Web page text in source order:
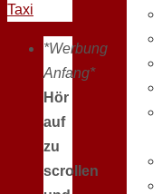
Taxi
*Werbung
Anfang*
Hör
auf
zu
scrollen